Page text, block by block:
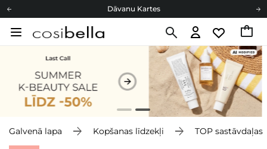
Dāvanu Kartes
Cosibella lojalitātes programma
Galvenā lapa Kopšanas līdzekļi TOP sastāvdaļas